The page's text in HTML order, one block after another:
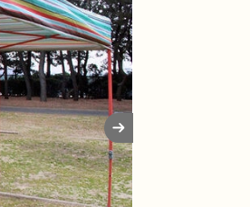
Next